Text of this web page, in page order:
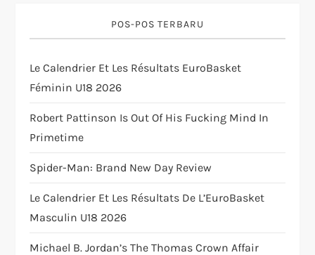
t
i
o
n
POS-POS TERBARU
Le Calendrier Et Les Résultats EuroBasket
Féminin U18 2026
Robert Pattinson Is Out Of His Fucking Mind In
Primetime
Spider-Man: Brand New Day Review
Le Calendrier Et Les Résultats De L’EuroBasket
Masculin U18 2026
Michael B. Jordan’s The Thomas Crown Affair